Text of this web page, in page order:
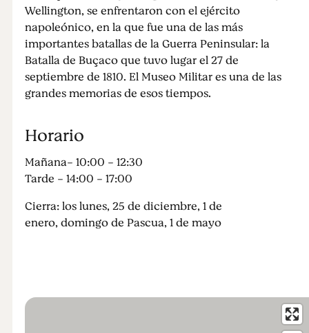
Wellington, se enfrentaron con el ejército
napoleónico, en la que fue una de las más
importantes batallas de la Guerra Peninsular: la
Batalla de Buçaco que tuvo lugar el 27 de
septiembre de 1810. El Museo Militar es una de las
grandes memorias de esos tiempos.
Horario
Mañana- 10:00 - 12:30
Tarde - 14:00 - 17:00
Cierra: los lunes, 25 de diciembre, 1 de
enero, domingo de Pascua, 1 de mayo